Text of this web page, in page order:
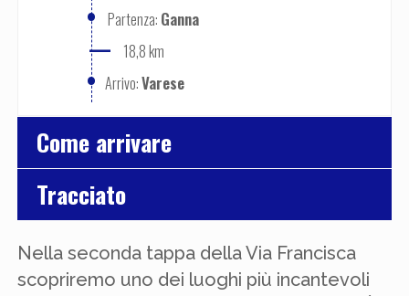
• Partenza: Ganna
— 18,8 km
• Arrivo:Varese
Come arrivare
Tracciato
Nella seconda tappa della Via Francisca
scopriremo uno dei luoghi più incantevoli